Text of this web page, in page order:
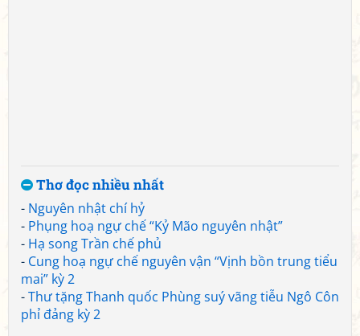
Thơ đọc nhiều nhất
- Nguyên nhật chí hỷ
- Phụng hoạ ngự chế “Kỷ Mão nguyên nhật”
- Hạ song Trần chế phủ
- Cung hoạ ngự chế nguyên vận “Vịnh bồn trung tiểu
mai” kỳ 2
-Thư tặng Thanh quốc Phùng suý vãng tiễu Ngô Côn
phỉ đảng kỳ 2